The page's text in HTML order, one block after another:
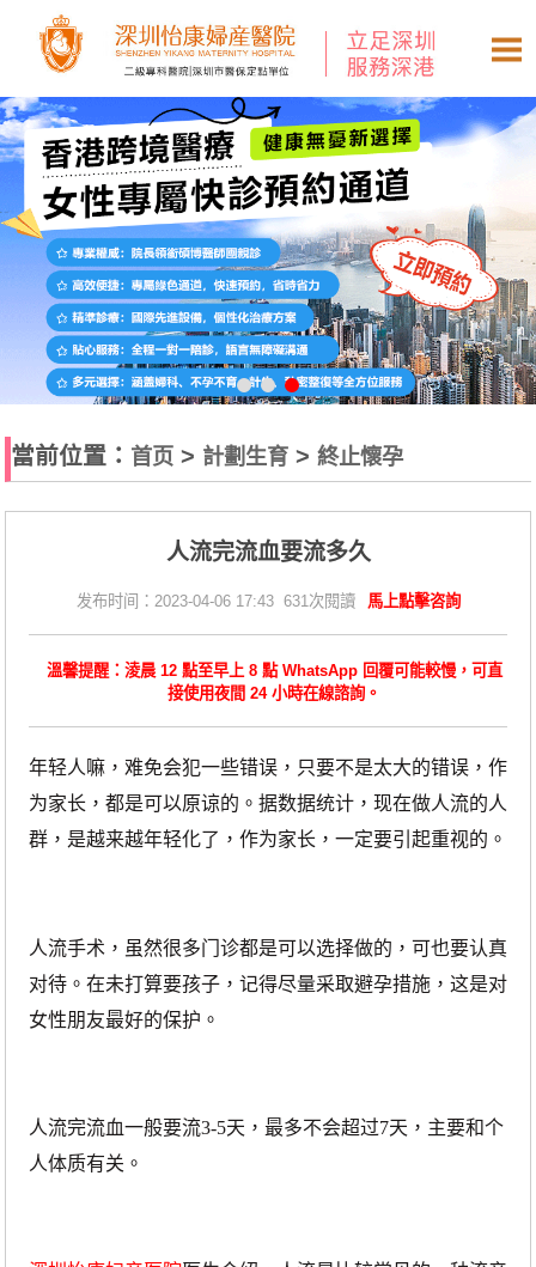
當前位置： 首页 > 計劃生育 >終止懷孕
人流完流血要流多久
发布时间：2023-04-06 17:43 631次閱讀 馬上點擊咨詢
溫馨提醒：淩晨 12 點至早上 8 點 WhatsApp 回覆可能較慢，可直
接使用夜間 24 小時在線諮詢。
年轻人嘛，难免会犯一些错误，只要不是太大的错误，作
为家长，都是可以原谅的。据数据统计，现在做人流的人
群，是越来越年轻化了，作为家长，一定要引起重视的。
人流手术，虽然很多门诊都是可以选择做的，可也要认真
对待。在未打算要孩子，记得尽量采取避孕措施，这是对
女性朋友最好的保护。
人流完流血一般要流3-5天，最多不会超过7天，主要和个
人体质有关。